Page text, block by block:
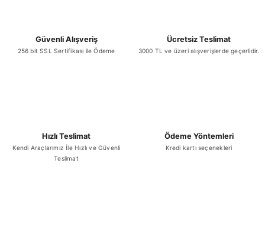
Güvenli Alışveriş
256 bit SSL Sertifikası ile Ödeme
Ücretsiz Teslimat
3000 TL ve üzeri alışverişlerde geçerlidir.
Hızlı Teslimat
Kendi Araçlarımız İle Hızlı ve Güvenli
Teslimat
Ödeme Yöntemleri
Kredi kartı seçenekleri